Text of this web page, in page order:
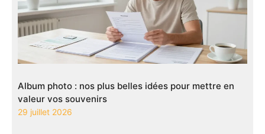
Album photo : nos plus belles idées pour mettre en
valeur vos souvenirs
29 juillet 2026